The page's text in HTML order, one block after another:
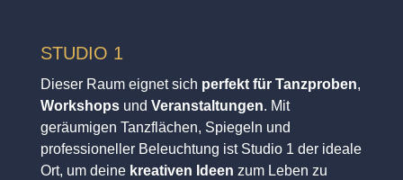
STUDIO 1
Dieser Raum eignet sich perfekt für Tanzproben,
Workshopsund Veranstaltungen. Mit
geräumigen Tanzflächen, Spiegeln und
professioneller Beleuchtung ist Studio 1 der ideale
Ort, um deinekreativen Ideen zum Leben zu